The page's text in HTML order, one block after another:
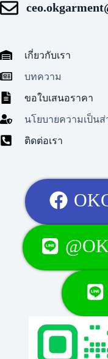
เกี่ยวกับเรา
บทความ
ขอใบเสนอราคา
นโยบายความเป็นส่
ติดต่อเรา